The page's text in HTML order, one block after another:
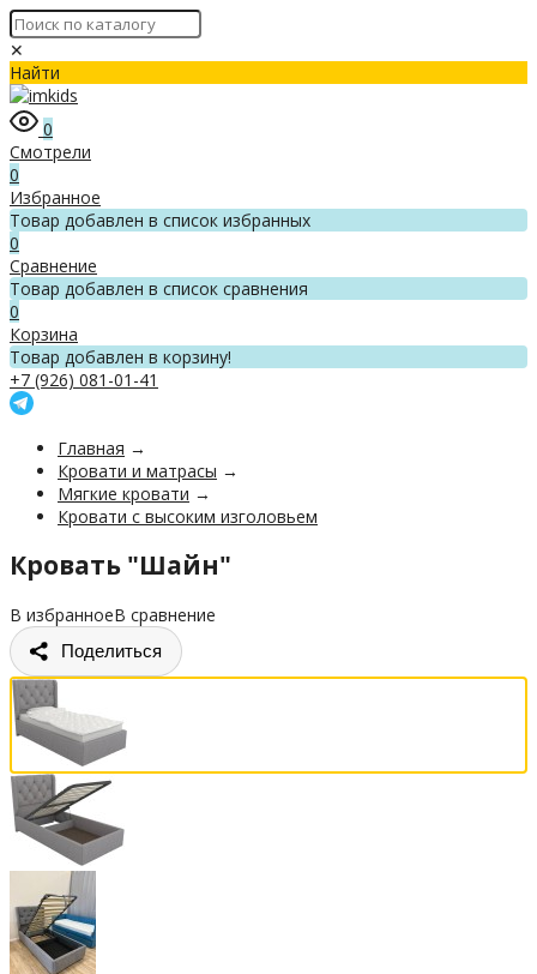
✕
Найти
0
Смотрели
0
Избранное
Товар добавлен в список избранных
0
Сравнение
Товар добавлен в список сравнения
0
Корзина
Товар добавлен в корзину!
+7 (926) 081-01-41
Главная →
Кровати и матрасы →
Мягкие кровати →
Кровати с высоким изголовьем
Кровать "Шайн"
В избранноеВ сравнение
Поделиться